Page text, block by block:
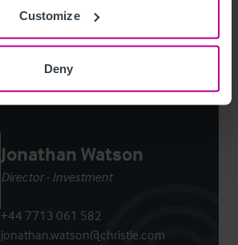
Customize
Deny
to view full details
Jonathan Watson
Director - Investment
+44 7713 061 582
jonathan.watson@christie.com